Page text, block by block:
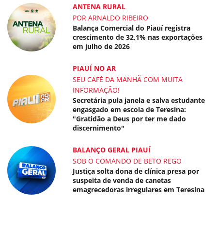
ANTENA RURAL
POR ARNALDO RIBEIRO
Balança Comercial do Piauí registra
crescimento de 32,1% nas exportações
em julho de 2026
PIAUÍ NO AR
SEU CAFÉ DA MANHÃ COM MUITA
INFORMAÇÃO!
Secretária pula janela e salva estudante
engasgado em escola de Teresina:
"Gratidão a Deus por ter me dado
discernimento"
BALANÇO GERAL PIAUÍ
SOB O COMANDO DE BETO REGO
Justiça solta dona de clínica presa por
suspeita de venda de canetas
emagrecedoras irregulares em Teresina